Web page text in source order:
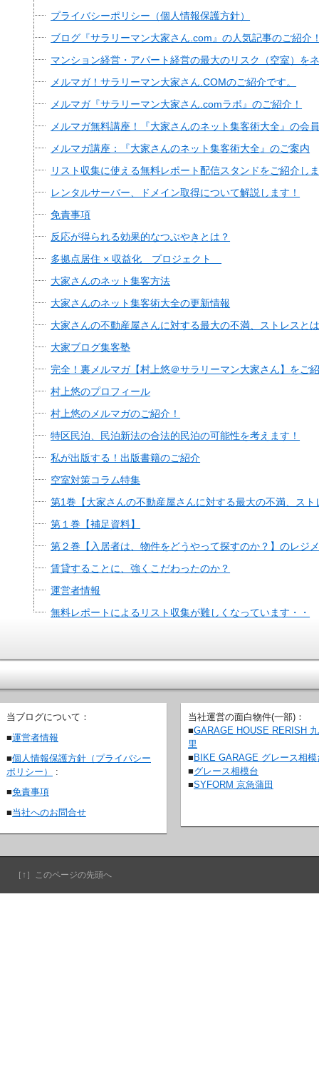
プライバシーポリシー（個人情報保護方針）
ブログ『サラリーマン大家さん.com』の人気記事のご紹介
マンション経営・アパート経営の最大のリスク（空室）を
メルマガ！サラリーマン大家さん.COMのご紹介です。
メルマガ『サラリーマン大家さん.comラボ』のご紹介！
メルマガ無料講座！『大家さんのネット集客術大全』の会
メルマガ講座：『大家さんのネット集客術大全』のご案内
リスト収集に使える無料レポート配信スタンドをご紹介し
レンタルサーバー、ドメイン取得について解説します！
免責事項
反応が得られる効果的なつぶやきとは？
多拠点居住 × 収益化 プロジェクト
大家さんのネット集客方法
大家さんのネット集客術大全の更新情報
大家さんの不動産屋さんに対する最大の不満、ストレスと
大家ブログ集客塾
完全！裏メルマガ【村上悠＠サラリーマン大家さん】をご
村上悠のプロフィール
村上悠のメルマガのご紹介！
特区民泊、民泊新法の合法的民泊の可能性を考えます！
私が出版する！出版書籍のご紹介
空室対策コラム特集
第1巻【大家さんの不動産屋さんに対する最大の不満、ス
第１巻【補足資料】
第２巻【入居者は、物件をどうやって探すのか？】のレジ
賃貸することに、強くこだわったのか？
運営者情報
無料レポートによるリスト収集が難しくなっています・・
当ブログについて：
■運営者情報
■個人情報保護方針（プライバシー
ポリシー）
:
■免責事項
■当社へのお問合せ
当社運営の面白物件(一部)：
■GARAGE HOUSE RERISH
里
■ BIKE GARAGE グレース相模
■グレース相模台
■SYFORM 京急蒲田
［↑］このページの先頭へ